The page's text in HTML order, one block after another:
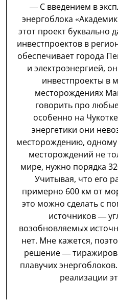
— С введением в
энергоблока
этот проект буквально
инвестпроектов в
обеспечивает города
и электроэнергией,
инвестпроекты в
месторождениях
говорить про
особенно на
энергетики они
месторождению,
месторождений не
мире, нужно порядка
Учитывая, что его
примерно 600 км от
это можно сделать с
источников —
возобновляемых
нет. Мне кажется,
решение —
плавучих
реализации